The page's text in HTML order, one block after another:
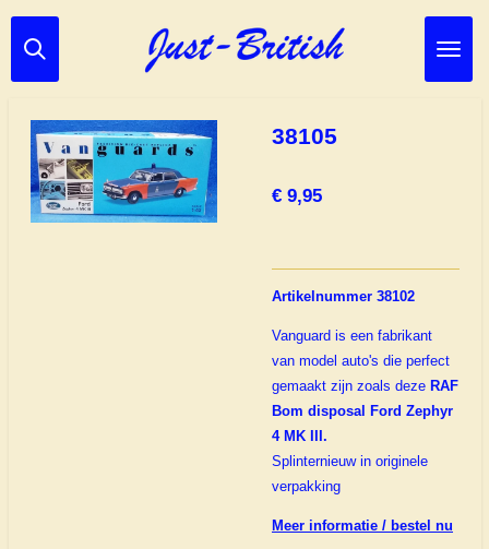
Ga
direct
hoofdinhoud
38105
€ 9,95
Artikelnummer 38102
Vanguard is een fabrikant
van model auto's die perfect
gemaakt zijn zoals deze RAF
Bom disposal Ford Zephyr
4 MK III.
Splinternieuw in originele
verpakking
Meer informatie / bestel nu